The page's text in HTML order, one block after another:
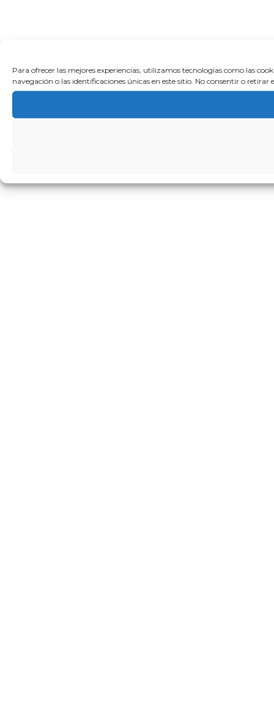
Para ofrecer las mejores experiencias, utilizamos tecnologías como las
navegación o las identificaciones únicas en este sitio. No consentir o